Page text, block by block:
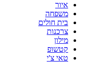
איור
משפחה
בית חולים
צרכנות
מילון
קטשופ
טאי צ'י